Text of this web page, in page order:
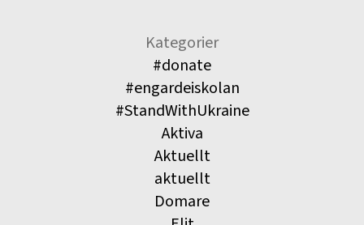
Kategorier
#donate
#engardeiskolan
#StandWithUkraine
Aktiva
Aktuellt
aktuellt
Domare